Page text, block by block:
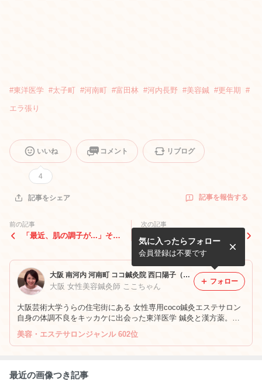
#東洋医学 #太子町 #河南町 #富田林 #河内長野 #美容鍼 #更年期 #
エラ張り
いいね
4
コメント リブログ
記事をシェア 記事を報告する
前の記事
「最近、肌の調子が...」そん
次の記事
(美顔鍼体験談)美顔鍼とコラ
ーゲンマシン
大阪 南河内 河南町 ココ鍼灸院 西口陽子（ココちゃん） のブログ
大阪 女性美容鍼灸師 ここちゃん
大阪芸術大学うらの住宅街にある 女性専用coco鍼灸エステサロン
自身の体調不良をキッカケに出会った東洋医学 鍼灸と漢方薬。身
体の内側からキレイになろうとする免疫力を高め元気に。シミ し
わ たるみに直ぐ効く美容鍼とママと子供の為の小児はりをしてい
気に入ったらフォロー
会員登録は不要です
フォロー
美容・エステサロンジャンル 602位
最近の画像つき記事